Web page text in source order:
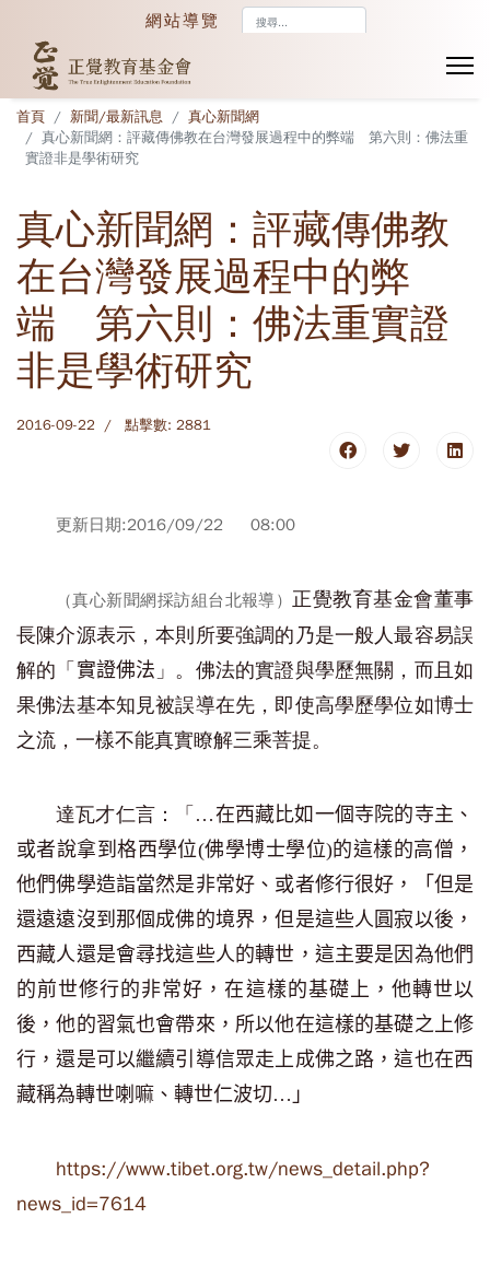
網站導覽
首頁 新聞/最新訊息
真心新聞網
真心新聞網：評藏傳佛教在台灣發展過程中的弊端 第六則：佛法重
實證非是學術研究
真心新聞網：評藏傳佛教
在台灣發展過程中的弊
端 第六則：佛法重實證
非是學術研究
2016-09-22 點擊數: 2881
更新日期:2016/09/22 08:00
（真心新聞網採訪組台北報導） 正覺教育基金會董事
長陳介源表示，本則所要強調的乃是一般人最容易誤
解的「 實證佛法 」。佛法的實證與學歷無關，而且如
果佛法基本知見被誤導在先，即使高學歷學位如博士
之流，一樣不能真實瞭解三乘菩提。
達瓦才仁言：「 …在西藏比如一個寺院的寺主、
或者說拿到格西學位(佛學博士學位)的這樣的高僧，
他們佛學造詣當然是非常好、或者修行很好，「 但是
還遠遠沒到那個成佛的境界，但是這些人圓寂以後，
西藏人還是會尋找這些人的轉世，這主要是因為他們
的前世修行的非常好，在這樣的基礎上，他轉世以
後，他的習氣也會帶來，所以他在這樣的基礎之上修
行，還是可以繼續引導信眾走上成佛之路，這也在西
藏稱為轉世喇嘛、轉世仁波切… 」
https://www.tibet.org.tw/news_detail.php?
news_id=7614